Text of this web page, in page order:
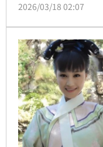
宮奇觀，更成為台
工廠，網友將經典
誕生各種極具創意
大跳、大清Alex、
莞爾。
2026/03/18 02:07